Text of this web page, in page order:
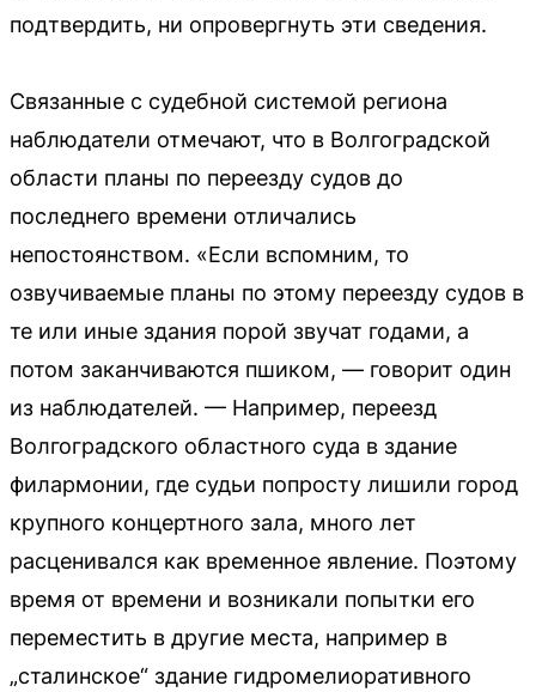
подтвердить, ни опровергнуть эти сведения.
Связанные с судебной системой региона
наблюдатели отмечают, что в Волгоградской
области планы по переезду судов до
последнего времени отличались
непостоянством. «Если вспомним, то
озвучиваемые планы по этому переезду судов в
те или иные здания порой звучат годами, а
потом заканчиваются пшиком, — говорит один
из наблюдателей. — Например, переезд
Волгоградского областного суда в здание
филармонии, где судьи попросту лишили город
крупного концертного зала, много лет
расценивался как временное явление. Поэтому
время от времени и возникали попытки его
переместить в другие места, например в
„сталинское“ здание гидромелиоративного